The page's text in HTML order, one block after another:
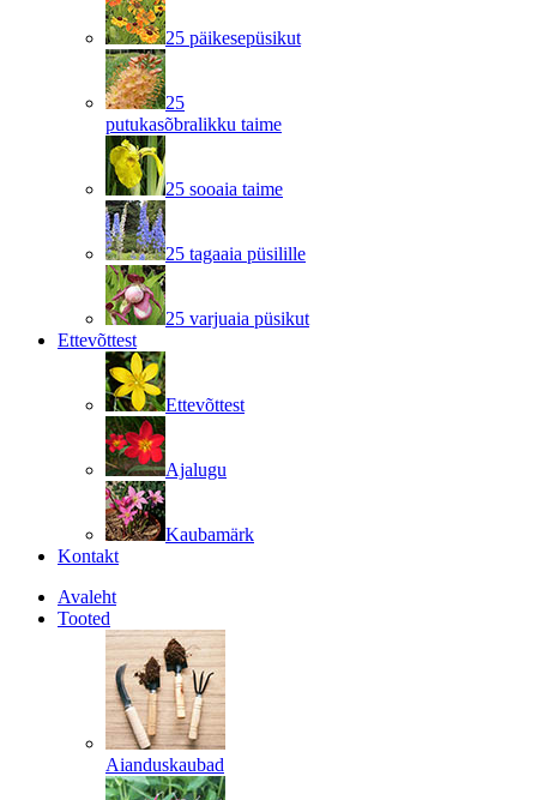
25 päikesepüsikut
25
putukasõbralikku taime
25 sooaia taime
25 tagaaia püsilille
25 varjuaia püsikut
Ettevõttest
Ettevõttest
Ajalugu
Kaubamärk
Kontakt
Avaleht
Tooted
Aianduskaubad